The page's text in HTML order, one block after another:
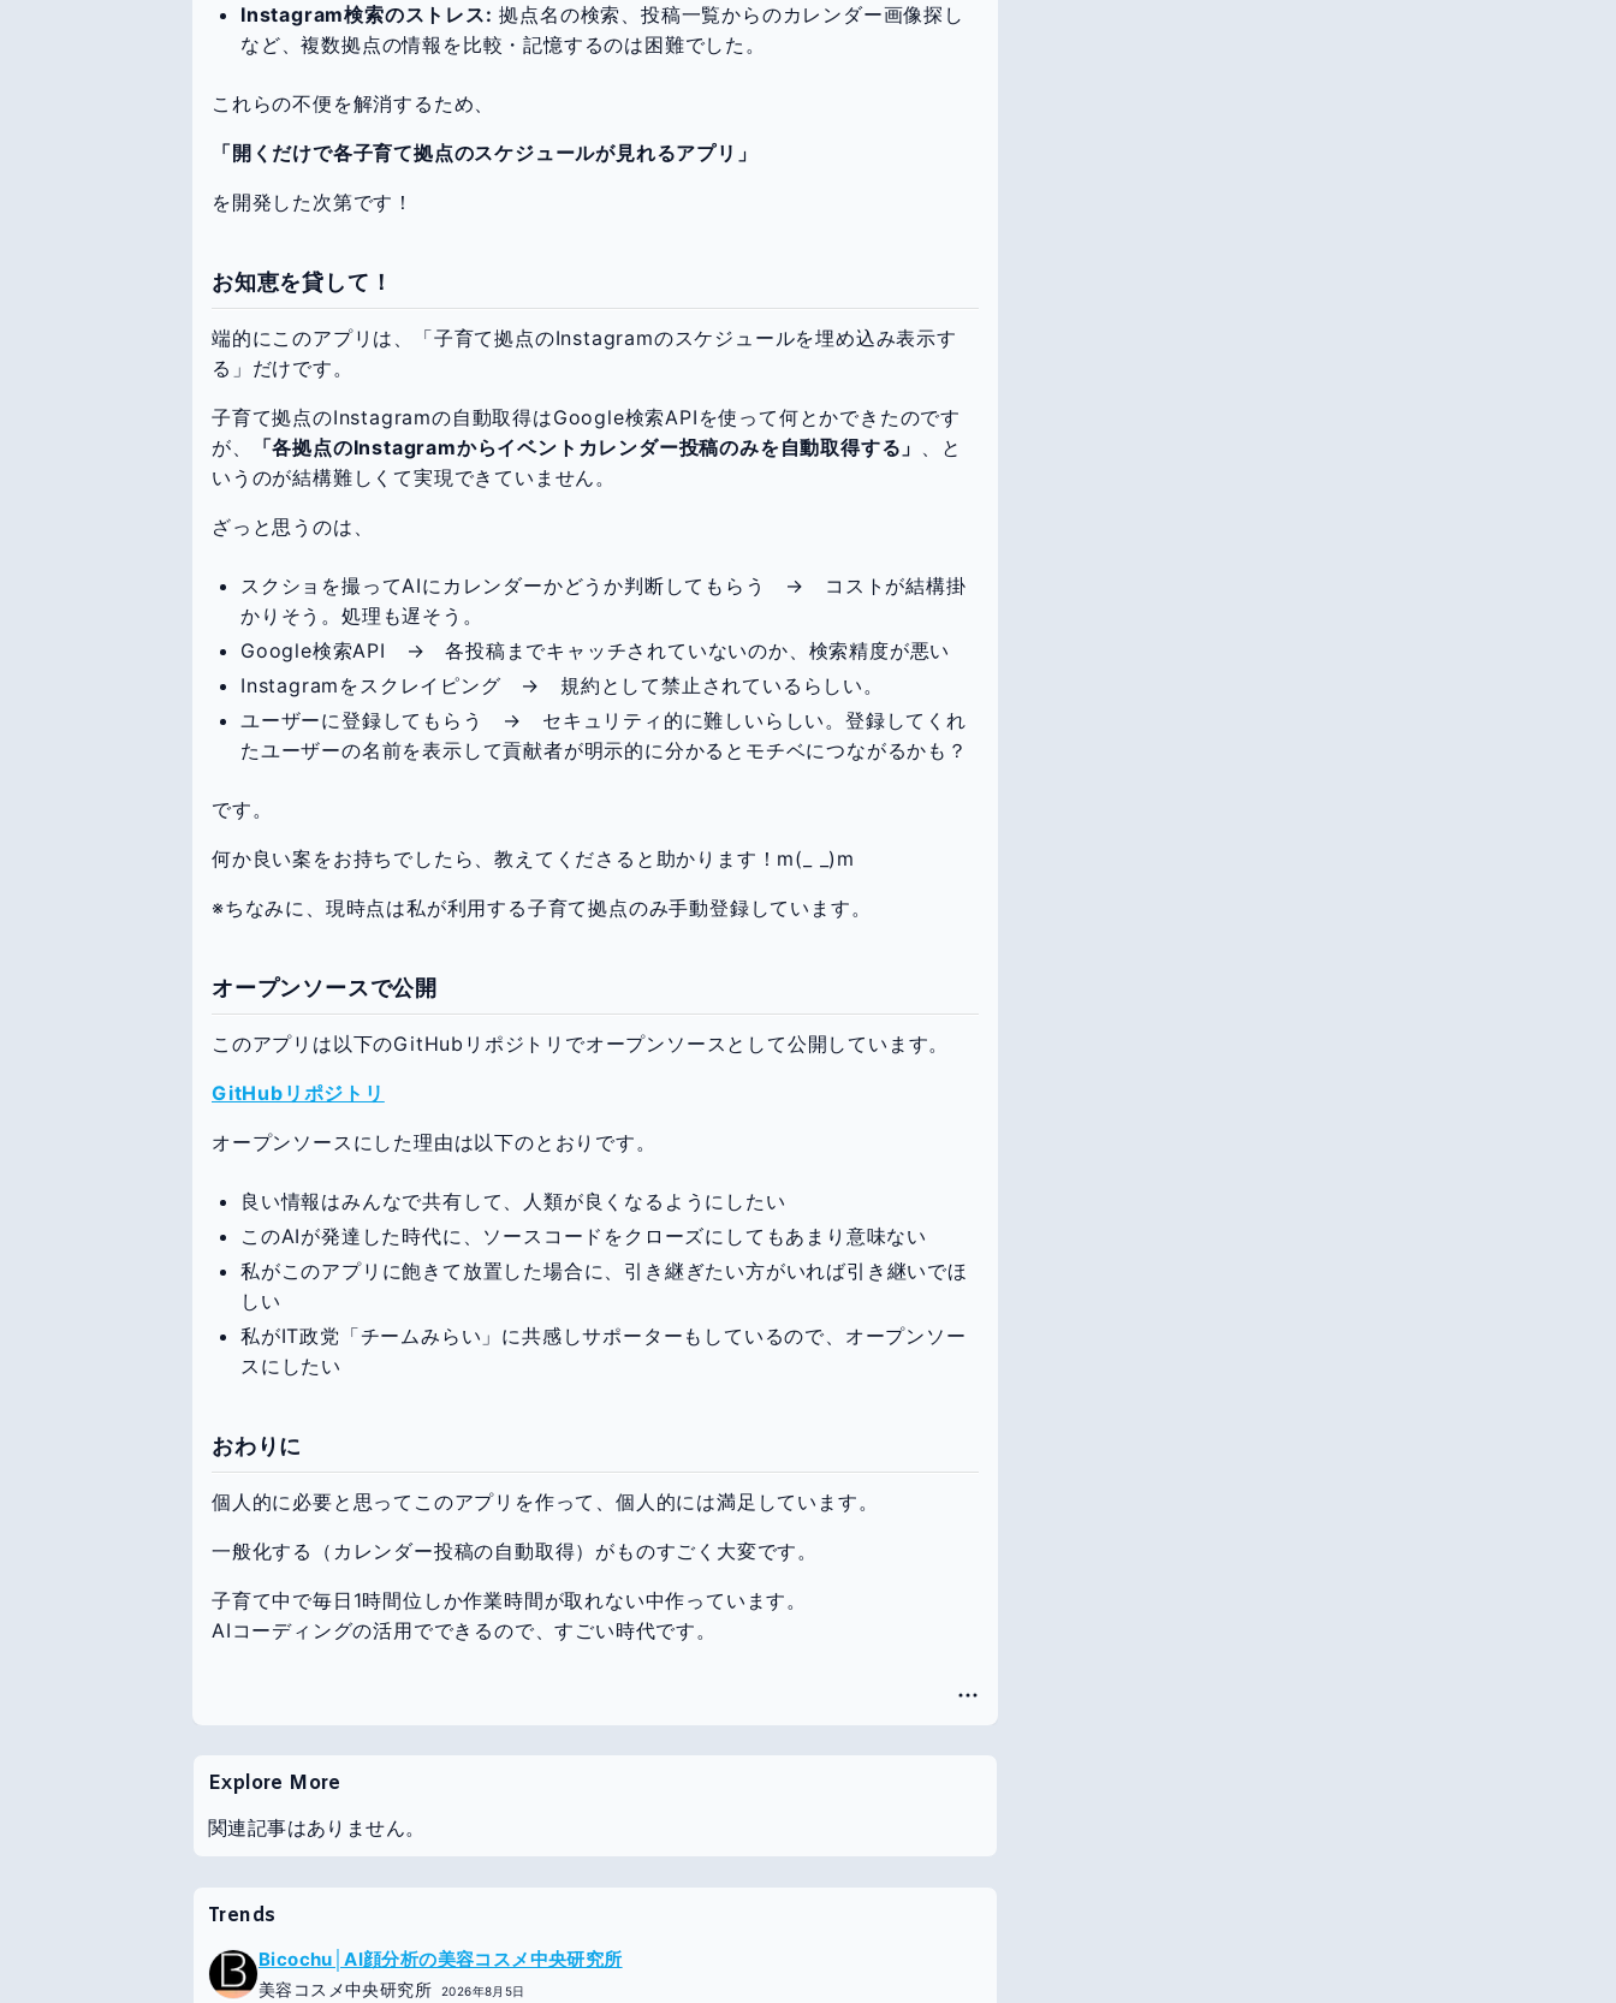
Instagram検索のストレス: 拠点名の検索、投稿一覧からのカレンダー画像探し
など、複数拠点の情報を比較・記憶するのは困難でした。
これらの不便を解消するため、
「開くだけで各子育て拠点のスケジュールが見れるアプリ」
を開発した次第です！
お知恵を貸して！
端的にこのアプリは、「子育て拠点のInstagramのスケジュールを埋め込み表示す
る」だけです。
子育て拠点のInstagramの自動取得はGoogle検索APIを使って何とかできたのです
が、
「各拠点のInstagramからイベントカレンダー投稿のみを自動取得する」
、と
いうのが結構難しくて実現できていません。
ざっと思うのは、
スクショを撮ってAIにカレンダーかどうか判断してもらう → コストが結構掛
かりそう。処理も遅そう。
Google検索API → 各投稿までキャッチされていないのか、検索精度が悪い
Instagramをスクレイピング → 規約として禁止されているらしい。
ユーザーに登録してもらう → セキュリティ的に難しいらしい。登録してくれ
たユーザーの名前を表示して貢献者が明示的に分かるとモチベにつながるかも？
です。
何か良い案をお持ちでしたら、教えてくださると助かります！m(_ _)m
※ちなみに、現時点は私が利用する子育て拠点のみ手動登録しています。
オープンソースで公開
このアプリは以下のGitHubリポジトリでオープンソースとして公開しています。
GitHubリポジトリ
オープンソースにした理由は以下のとおりです。
良い情報はみんなで共有して、人類が良くなるようにしたい
このAIが発達した時代に、ソースコードをクローズにしてもあまり意味ない
私がこのアプリに飽きて放置した場合に、引き継ぎたい方がいれば引き継いでほ
しい
私がIT政党「チームみらい」に共感しサポーターもしているので、オープンソー
スにしたい
おわりに
個人的に必要と思ってこのアプリを作って、個人的には満足しています。
一般化する（カレンダー投稿の自動取得）がものすごく大変です。
子育て中で毎日1時間位しか作業時間が取れない中作っています。
AIコーディングの活用でできるので、すごい時代です。
Explore More
関連記事はありません。
Trends
Bicochu│AI顔分析の美容コスメ中央研究所
美容コスメ中央研究所 2026年8月5日